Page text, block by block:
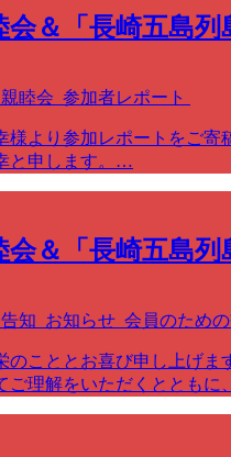
会＆「長崎五島
睦会 参加者レポート
より参加レポートをご
と申します。…
会＆「長崎五島
知 お知らせ 会員のため
こととお喜び申し上げま
ご理解をいただくととも